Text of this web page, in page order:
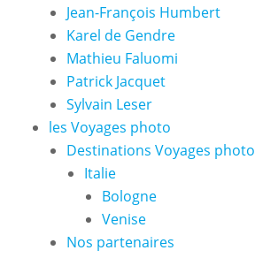
Jean-François Humbert
Karel de Gendre
Mathieu Faluomi
Patrick Jacquet
Sylvain Leser
les Voyages photo
Destinations Voyages photo
Italie
Bologne
Venise
Nos partenaires